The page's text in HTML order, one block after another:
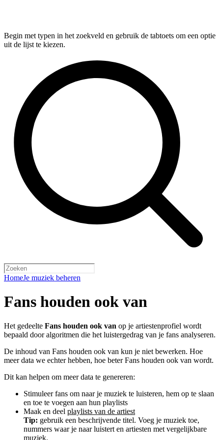
Begin met typen in het zoekveld en gebruik de tabtoets om een optie
uit de lijst te kiezen.
HomeJe muziek beheren
Fans houden ook van
Het gedeelte Fans houden ook van op je artiestenprofiel wordt
bepaald door algoritmen die het luistergedrag van je fans analyseren.
De inhoud van Fans houden ook van kun je niet bewerken. Hoe
meer data we echter hebben, hoe beter Fans houden ook van wordt.
Dit kan helpen om meer data te genereren:
Stimuleer fans om naar je muziek te luisteren, hem op te slaan
en toe te voegen aan hun playlists
Maak en deel playlists van de artiest
Tip: gebruik een beschrijvende titel. Voeg je muziek toe,
nummers waar je naar luistert en artiesten met vergelijkbare
muziek.